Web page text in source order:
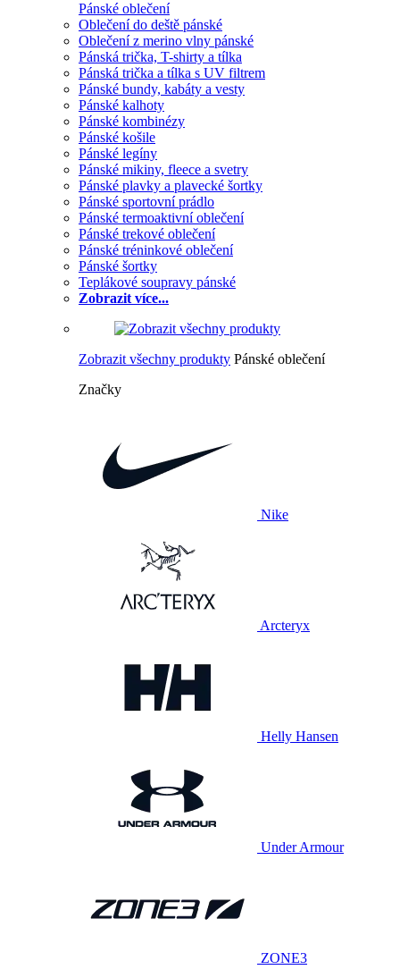
Pánské oblečení
Oblečení do deště pánské
Oblečení z merino vlny pánské
Pánská trička, T-shirty a tílka
Pánská trička a tílka s UV filtrem
Pánské bundy, kabáty a vesty
Pánské kalhoty
Pánské kombinézy
Pánské košile
Pánské legíny
Pánské mikiny, fleece a svetry
Pánské plavky a plavecké šortky
Pánské sportovní prádlo
Pánské termoaktivní oblečení
Pánské trekové oblečení
Pánské tréninkové oblečení
Pánské šortky
Teplákové soupravy pánské
Zobrazit více...
Zobrazit všechny produkty Pánské oblečení
Značky
Nike
Arcteryx
Helly Hansen
Under Armour
ZONE3